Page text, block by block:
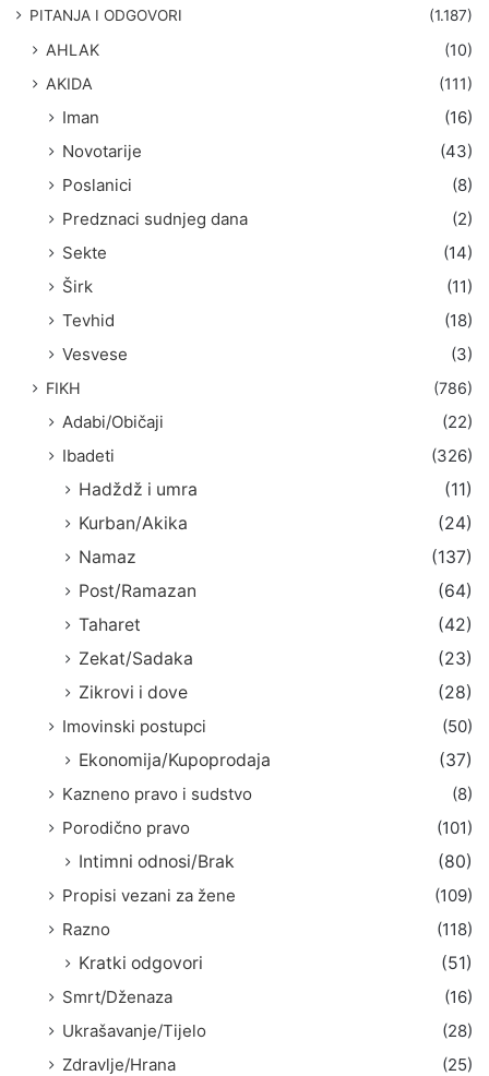
PITANJA I ODGOVORI (1.187)
AHLAK
(10)
AKIDA
(111)
Iman
(16)
Novotarije
(43)
Poslanici
(8)
Predznaci sudnjeg dana
(2)
Sekte
(14)
Širk
(11)
Tevhid
(18)
Vesvese
(3)
FIKH (786)
Adabi/Običaji
(22)
Ibadeti
(326)
Hadždž i umra
(11)
Kurban/Akika
(24)
Namaz
(137)
Post/Ramazan
(64)
Taharet
(42)
Zekat/Sadaka
(23)
Zikrovi i dove
(28)
Imovinski postupci
(50)
Ekonomija/Kupoprodaja
(37)
Kazneno pravo i sudstvo
(8)
Porodično pravo
(101)
Intimni odnosi/Brak
(80)
Propisi vezani za žene
(109)
Razno
(118)
Kratki odgovori
(51)
Smrt/Dženaza
(16)
Ukrašavanje/Tijelo
(28)
Zdravlje/Hrana
(25)